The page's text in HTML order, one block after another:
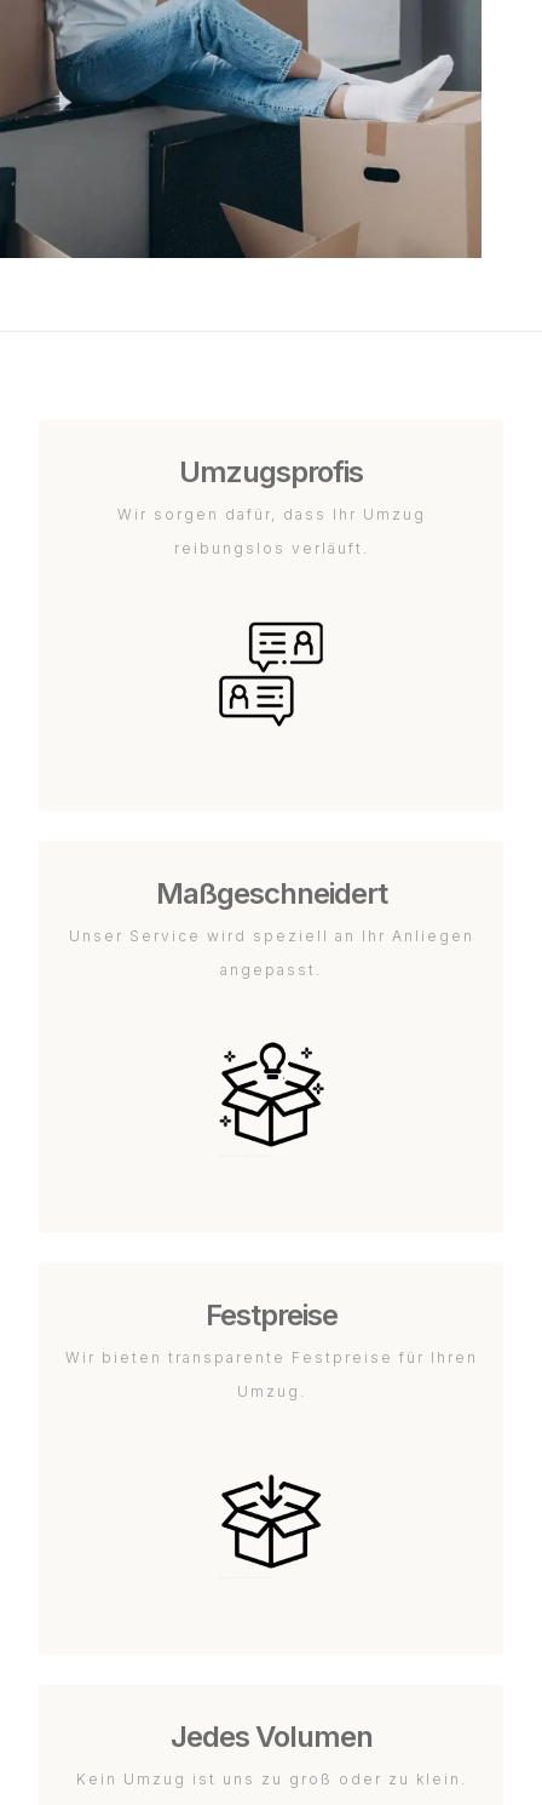
Umzugsprofis
Wir sorgen dafür, dass Ihr Umzug
reibungslos verläuft.
Maßgeschneidert
Unser Service wird speziell an Ihr Anliegen
angepasst.
Festpreise
Wir bieten transparente Festpreise für Ihren
Umzug.
Jedes Volumen
Kein Umzug ist uns zu groß oder zu klein.